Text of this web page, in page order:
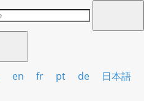
en fr pt de 日本語